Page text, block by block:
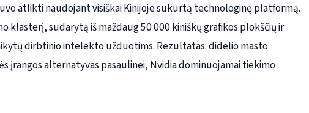
atlikti naudojant visiškai Kinijoje sukurtą technologinę platformą.
klasterį, sudarytą iš maždaug 50 000 kiniškų grafikos plokščių ir
dirbtinio intelekto užduotims. Rezultatas: didelio masto
įrangos alternatyvas pasaulinei, Nvidia dominuojamai tiekimo